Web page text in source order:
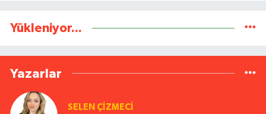
Yükleniyor...
Yazarlar
SELEN ÇİZMECİ